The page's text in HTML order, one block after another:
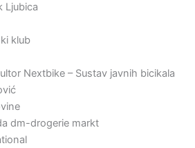
Ljubica
klub
Nextbike – Sustav javnih bicikala
dm-drogerie markt